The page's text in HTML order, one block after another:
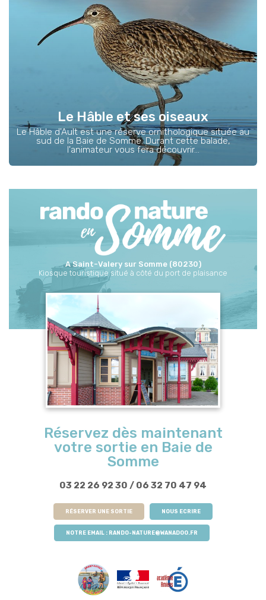
Le Hâble et ses oiseaux
Le Hâble d'Ault est une réserve ornithologique située au
sud de la Baie de Somme. Durant cette balade,
l'animateur vous fera découvrir...
A Saint-Valery sur Somme (80230)
Kiosque touristique situé à côté du port de plaisance
Réservez dès maintenant
votre sortie en Baie de
Somme
03 22 26 92 30 / 06 32 70 47 94
RÉSERVER UNE SORTIE NOUS ECRIRE
NOTRE EMAIL : RANDO-NATURE@WANADOO.FR